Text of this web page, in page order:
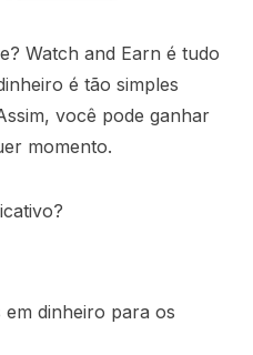
Watch and Earn é tudo
é tão simples
você pode ganhar
momento.
dinheiro para os